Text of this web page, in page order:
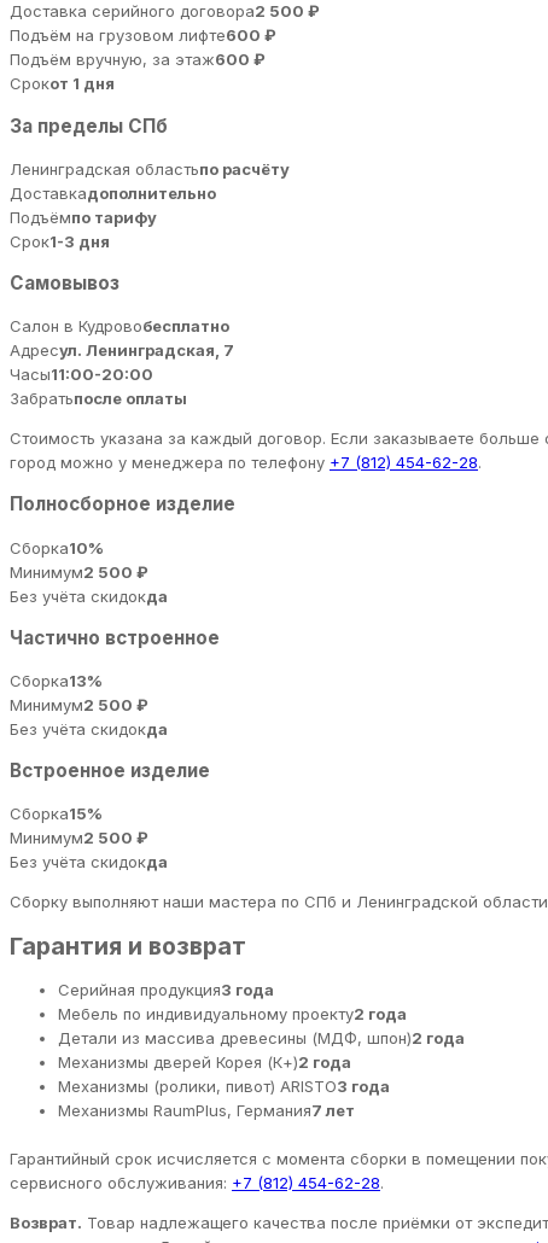
Доставка серийного договора2 500 ₽
Подъём на грузовом лифте600 ₽
Подъём вручную, за этаж600 ₽
Срокот 1 дня
За пределы СПб
Ленинградская областьпо расчёту
Доставкадополнительно
Подъёмпо тарифу
Срок1-3 дня
Самовывоз
Салон в Кудровобесплатно
Адресул. Ленинградская, 7
Часы11:00-20:00
Забратьпосле оплаты
Стоимость указана за каждый договор. Если заказываете
город можно у менеджера по телефону +7 (812) 454-62-28.
Полносборное изделие
Сборка10%
Минимум2 500 ₽
Без учёта скидокда
Частично встроенное
Сборка13%
Минимум2 500 ₽
Без учёта скидокда
Встроенное изделие
Сборка15%
Минимум2 500 ₽
Без учёта скидокда
Сборку выполняют наши мастера по СПб и Ленинградской
Гарантия и возврат
Серийная продукция3 года
Мебель по индивидуальному проекту2 года
Детали из массива древесины (МДФ, шпон)2 года
Механизмы дверей Корея (К+)2 года
Механизмы (ролики, пивот) ARISTO3 года
Механизмы RaumPlus, Германия7 лет
Гарантийный срок исчисляется с момента сборки в помещении
сервисного обслуживания: +7 (812) 454-62-28.
Возврат. Товар надлежащего качества после приёмки от